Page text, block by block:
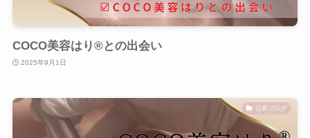
COCO美容はり®︎との出会い
2025年9月1日
店長ブログ